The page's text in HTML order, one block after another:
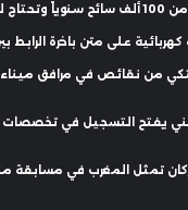
الفندقية
كهربائية على متن باخرة الرابط
من نقائص في مرافق ميناء
يفتح التسجيل في تخصصات
تمثل المغرب في مسابقة ملكة